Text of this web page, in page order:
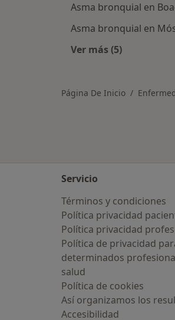
Asma bronquial en
Asma bronquial en
Ver más (5)
Página De Inicio
Servicio
Términos y condiciones
Política privacidad
Política privacidad
Política de privacidad
determinados
salud
Política de cookies
Así organizamos los
Accesibilidad